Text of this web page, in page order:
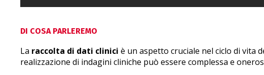
DI COSA PARLEREMO
La raccolta di dati clinici è un aspetto cruciale nel ciclo di vita
realizzazione di indagini cliniche può essere complessa e